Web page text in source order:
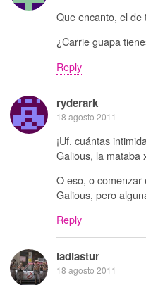
Que encanto, el de
¿Carrie guapa
Reply
ryderark
18 agosto 2011
¡Uf, cuántas
Galious, la mataba
O eso, o comenzar
Galious, pero
Reply
ladiastur
18 agosto 2011